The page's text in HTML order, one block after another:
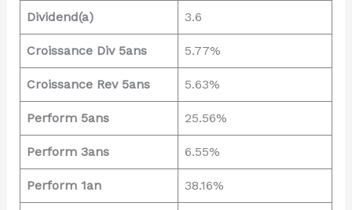
Dividend(a) 3.6
Croissance Div 5ans 5.77%
Croissance Rev 5ans 5.63%
Perform 5ans 25.56%
Perform 3ans 6.55%
Perform 1an 38.16%